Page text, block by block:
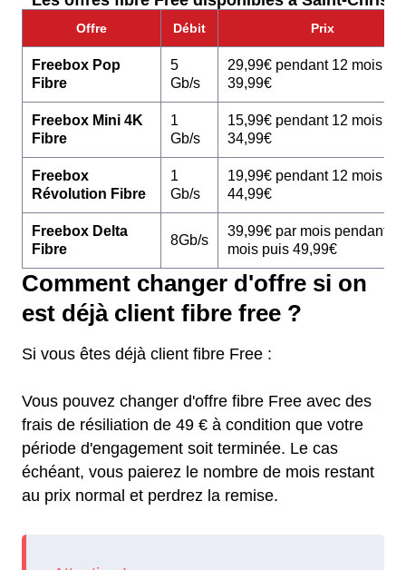
Offre Débit Prix
Freebox Pop
Fibre
5
Gb/s
29,99€ pendant 12 mois
39,99€
Freebox Mini 4K
Fibre
1
Gb/s
15,99€ pendant 12 mois
34,99€
Freebox
Révolution Fibre
1
Gb/s
19,99€ pendant 12 mois
44,99€
Freebox Delta
Fibre
8Gb/s
39,99€ par mois pendant 12
mois puis 49,99€
Comment changer d'offre si on
est déjà client fibre free ?
Si vous êtes déjà client fibre Free :
Vous pouvez changer d'offre fibre Free avec des
frais de résiliation de 49 € à condition que votre
période d'engagement soit terminée. Le cas
échéant, vous paierez le nombre de mois restant
au prix normal et perdrez la remise.